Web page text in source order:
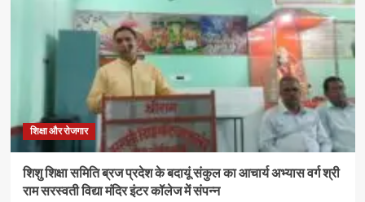
विशेषज्ञों
समस्या
प्रबंधन
और
प्रभावी
गुर
शिक्षा और रोजगार
शिशु शिक्षा समिति ब्रज प्रदेश के बदायूं संकुल का आचार्य अभ्यास वर्ग श्री
राम सरस्वती विद्या मंदिर इंटर कॉलेज में संपन्न